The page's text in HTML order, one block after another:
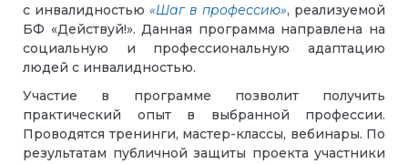
с инвалидностью «Шаг в профессию», реализуемой
БФ «Действуй!». Данная программа направлена на
социальную и профессиональную адаптацию
людей с инвалидностью.
Участие в программе позволит получить
практический опыт в выбранной профессии.
Проводятся тренинги, мастер-классы, вебинары. По
результатам публичной защиты проекта участники